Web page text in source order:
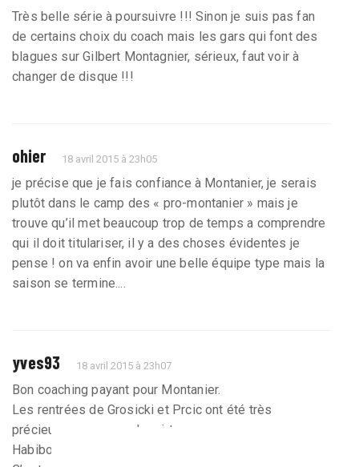
Très belle série à poursuivre !!! Sinon je suis pas fan
de certains choix du coach mais les gars qui font des
blagues sur Gilbert Montagnier, sérieux, faut voir à
changer de disque !!!
ohier 18 avril 2015 à 23h05
je précise que je fais confiance à Montanier, je serais
plutôt dans le camp des « pro-montanier » mais je
trouve qu’il met beaucoup trop de temps a comprendre
qui il doit titulariser, il y a des choses évidentes je
pense ! on va enfin avoir une belle équipe type mais la
saison se termine....
yves93 18 avril 2015 à 23h07
Bon coaching payant pour Montanier.
Les rentrées de Grosicki et Prcic ont été très
précieuses en seconde mi-temps.
Habibou en pointe a retrouvé sa vista face au but.